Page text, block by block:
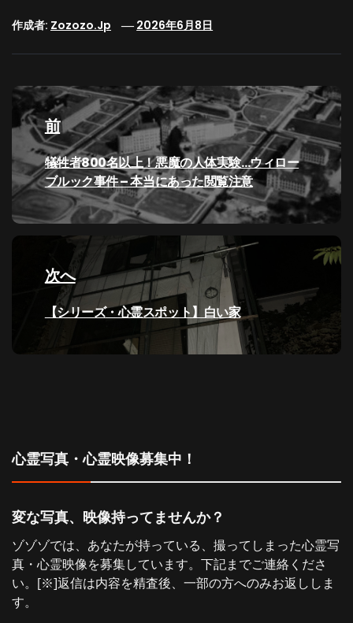
作成者: Zozozo.jp 2026年6月8日
投
稿
ナ
ビ
ゲ
前
過
去
の
投
犠牲者800名以上！悪魔の人体実験…ウィロー
ブルック事件 – 本当にあった閲覧注意
次へ
次
【シリーズ・心霊スポット】白い家
心霊写真・心霊映像募集中！
変な写真、映像持ってませんか？
ゾゾゾでは、あなたが持っている、撮ってしまった心霊写
真・心霊映像を募集しています。下記までご連絡くださ
い。[※]返信は内容を精査後、一部の方へのみお返ししま
す。